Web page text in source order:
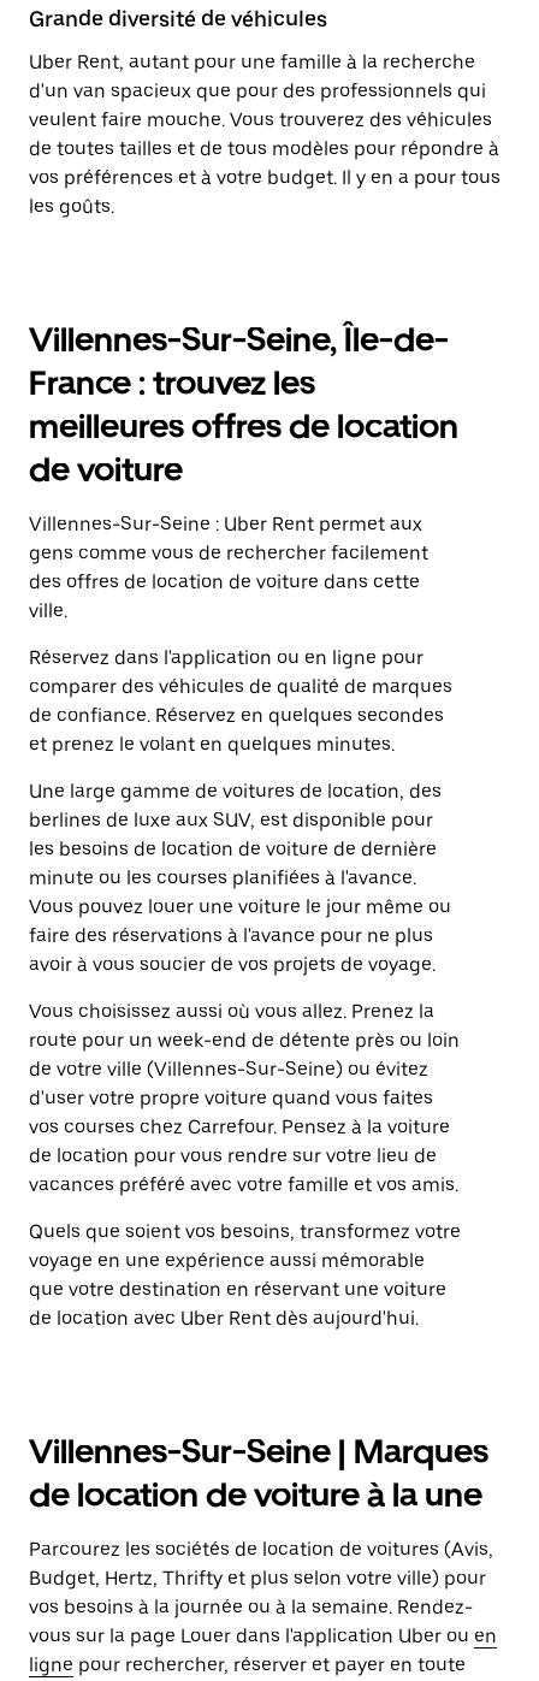
Grande diversité de véhicules
Uber Rent, autant pour une famille à la recherche
d'un van spacieux que pour des professionnels qui
veulent faire mouche. Vous trouverez des véhicules
de toutes tailles et de tous modèles pour répondre à
vos préférences et à votre budget. Il y en a pour tous
les goûts.
Villennes-Sur-Seine, Île-de-
France : trouvez les
meilleures offres de location
de voiture
Villennes-Sur-Seine : Uber Rent permet aux
gens comme vous de rechercher facilement
des offres de location de voiture dans cette
ville.
Réservez dans l'application ou en ligne pour
comparer des véhicules de qualité de marques
de confiance. Réservez en quelques secondes
et prenez le volant en quelques minutes.
Une large gamme de voitures de location, des
berlines de luxe aux SUV, est disponible pour
les besoins de location de voiture de dernière
minute ou les courses planifiées à l'avance.
Vous pouvez louer une voiture le jour même ou
faire des réservations à l'avance pour ne plus
avoir à vous soucier de vos projets de voyage.
Vous choisissez aussi où vous allez. Prenez la
route pour un week-end de détente près ou loin
de votre ville (Villennes-Sur-Seine) ou évitez
d'user votre propre voiture quand vous faites
vos courses chez Carrefour. Pensez à la voiture
de location pour vous rendre sur votre lieu de
vacances préféré avec votre famille et vos amis.
Quels que soient vos besoins, transformez votre
voyage en une expérience aussi mémorable
que votre destination en réservant une voiture
de location avec Uber Rent dès aujourd'hui.
Villennes-Sur-Seine | Marques
de location de voiture à la une
Parcourez les sociétés de location de voitures (Avis,
Budget, Hertz, Thrifty et plus selon votre ville) pour
vos besoins à la journée ou à la semaine. Rendez-
vous sur la page Louer dans l'application Uber ou en
ligne pour rechercher, réserver et payer en toute